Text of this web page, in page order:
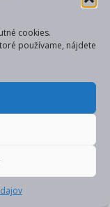
cookies.
používame, nájdete